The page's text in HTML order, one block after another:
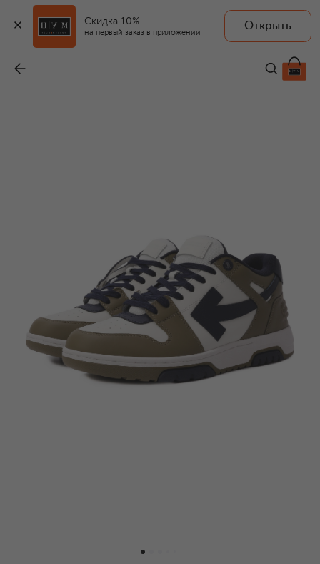
Скидка 10%
на первый заказ в приложении
Открыть
48 950 ₽